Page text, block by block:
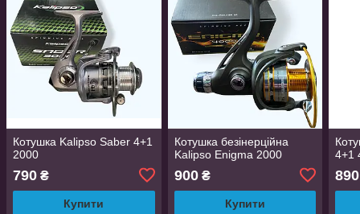
Котушка Kalipso Saber 4+1
2000
790 ₴
Купити
Котушка безінерційна
Kalipso Enigma 2000
900₴
Купити
4+1
890